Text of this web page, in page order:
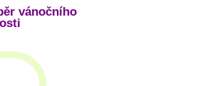
vánočního